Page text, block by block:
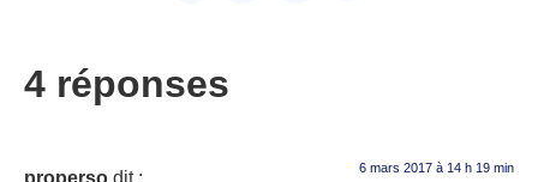
4 réponses
6 mars 2017 à 14 h 19 min